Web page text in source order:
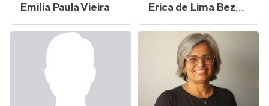
Emilia Paula Vieira Erica de Lima Bezerra